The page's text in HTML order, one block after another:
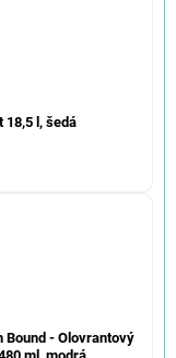
l, šedá
Bound - Olovrantový